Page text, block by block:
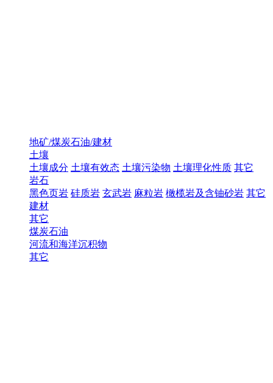
地矿/煤炭石油/建材
土壤
土壤成分 土壤有效态 土壤污染物 土壤理化性质 其它
岩石
黑色页岩 硅质岩 玄武岩 麻粒岩 橄榄岩及含铀砂岩 其它
建材
其它
煤炭石油
河流和海洋沉积物
其它